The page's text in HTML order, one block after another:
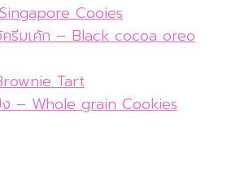
Cooies
ครีมเค้ก – Black cocoa oreo
Tart
– Whole grain Cookies